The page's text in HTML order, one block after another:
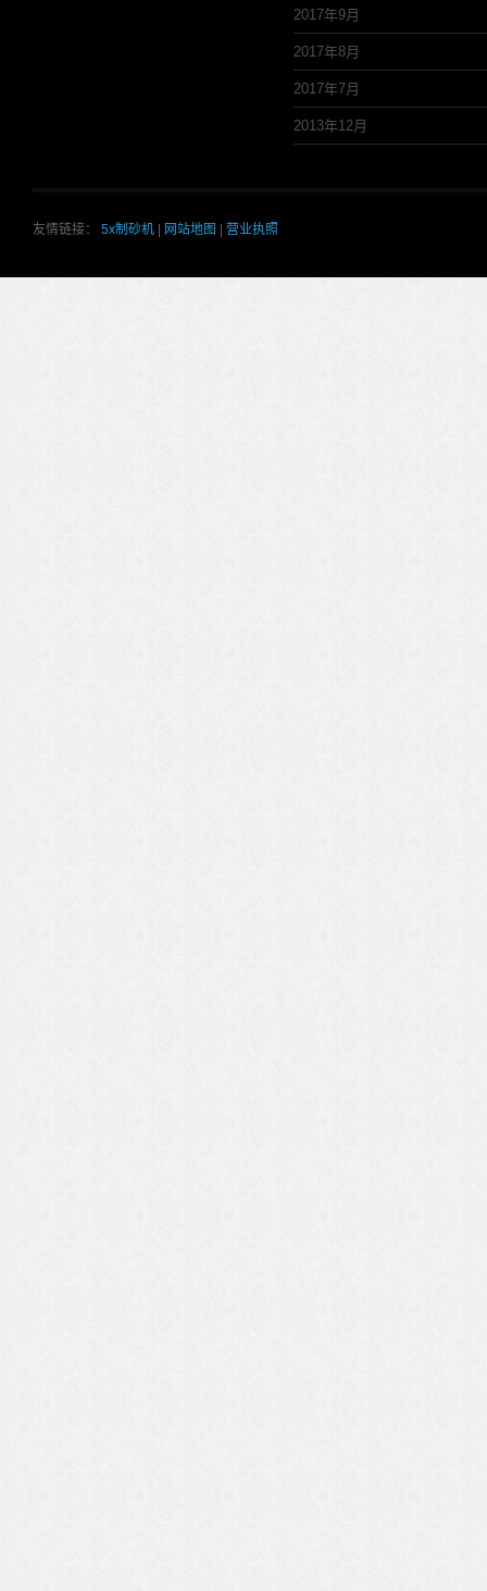
2017年9月
2017年8月
2017年7月
2013年12月
友情链接： 5x制砂机 网站地图 营业执照